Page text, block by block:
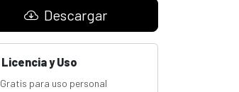
Descargar
Licencia y Uso
Gratis para uso personal